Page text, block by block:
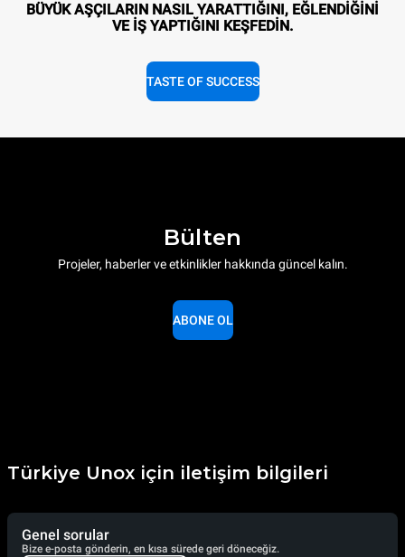
BÜYÜK AŞÇILARIN NASIL YARATTIĞINI, EĞLENDİĞİNİ
VE İŞ YAPTIĞINI KEŞFEDİN.
TASTE OF SUCCESS
Bülten
Projeler, haberler ve etkinlikler hakkında güncel kalın.
ABONE OL
Türkiye Unox için iletişim bilgileri
Genel sorular
Bize e-posta gönderin, en kısa sürede geri döneceğiz.